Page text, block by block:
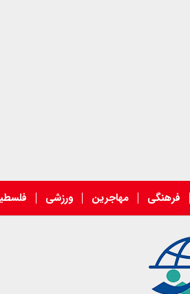
فرهنگی مهاجرین ورزشی